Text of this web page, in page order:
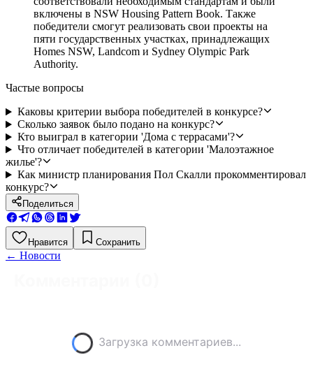
включены в NSW Housing Pattern Book. Также
победители смогут реализовать свои проекты на
пяти государственных участках, принадлежащих
Homes NSW, Landcom и Sydney Olympic Park
Authority.
Частые вопросы
Каковы критерии выбора победителей в конкурсе?
Сколько заявок было подано на конкурс?
Кто выиграл в категории 'Дома с террасами'?
Что отличает победителей в категории 'Малоэтажное
жилье'?
Как министр планирования Пол Скалли прокомментировал
конкурс?
Поделиться
Нравится Сохранить
← Новости
Загрузка комментариев...